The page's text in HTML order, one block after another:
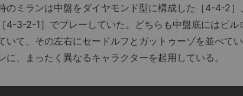
のミランは中盤をダイヤモンド型に構成した［4-4-2］
4-3-2-1］でプレーしていた。どちらも中盤底にはピ
いて、その左右にセードルフとガットゥーゾを並べて
に、まったく異なるキャラクターを起用している。